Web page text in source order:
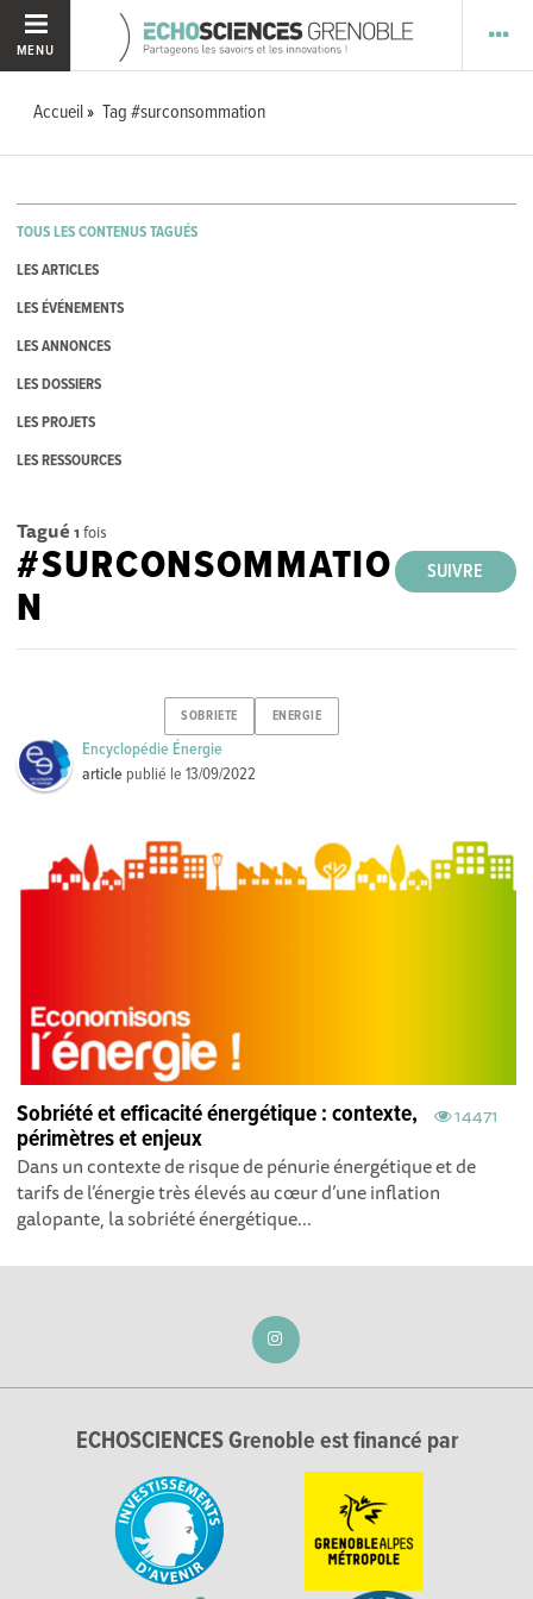
MENU
Accueil Tag #surconsommation
TOUS LES CONTENUS TAGUÉS
LES ARTICLES
LES ÉVÉNEMENTS
LES ANNONCES
LES DOSSIERS
LES PROJETS
LES RESSOURCES
Tagué 1 fois
SUIVRE
#SURCONSOMMATIO
N
SOBRIETE ENERGIE
Encyclopédie Énergie
article publié le13/09/2022
14471
Sobriété et efficacité énergétique : contexte,
périmètres et enjeux
Dans un contexte de risque de pénurie énergétique et de
tarifs de l’énergie très élevés au cœur d’une inflation
galopante, la sobriété énergétique...
ECHOSCIENCES Grenoble est financé par